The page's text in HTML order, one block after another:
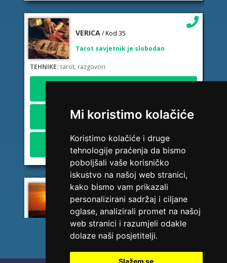
Mi koristimo kolačiće
Koristimo kolačiće i druge
tehnologije praćenja da bismo
poboljšali vaše korisničko
iskustvo na našoj web stranici,
kako bismo vam prikazali
personalizirani sadržaj i ciljane
oglase, analizirali promet na našoj
web stranici i razumjeli odakle
dolaze naši posjetitelji.
Slažem se
TEHNIKE:tarot, razgovori
Broj tel: HT Mostar (Eronet) 094/850-746
2,45 KM/min
Broj tel: BH Telecom 094/270-128
2,42 KM/min
DI (DIJANA) / Kod 67
Tarot savjetnik je slobodan
astrologija, numerlogija, tarot
Broj tel: HT Mostar (Eronet) 094/850-746
1,84 KM/min